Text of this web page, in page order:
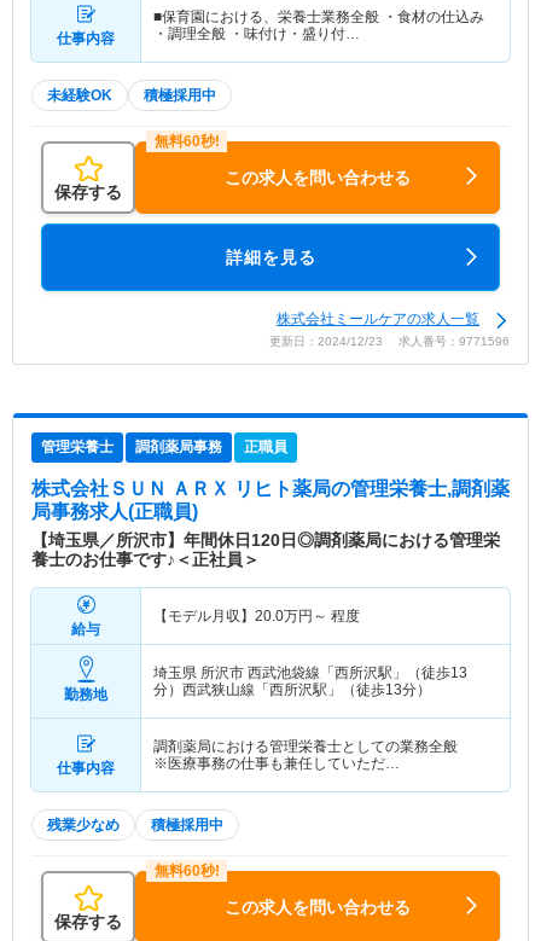
仕事内容
■保育園における、栄養士業務全般 ・食材の仕込み
・調理全般 ・味付け・盛り付…
未経験OK 積極採用中
保存する
この求人を問い合わせる
詳細を見る
株式会社ミールケアの求人一覧
更新日：2024/12/23 求人番号：9771596
管理栄養士 調剤薬局事務 正職員
株式会社ＳＵＮ ＡＲＸ リヒト薬局の管理栄養士,調剤薬
局事務求人(正職員)
【埼玉県／所沢市】年間休日120日◎調剤薬局における管理栄
養士のお仕事です♪＜正社員＞
給与
【モデル月収】 20.0万円～ 程度
勤務地
埼玉県 所沢市 西武池袋線「西所沢駅」（徒歩13
分）西武狭山線「西所沢駅」（徒歩13分）
仕事内容
調剤薬局における管理栄養士としての業務全般
※医療事務の仕事も兼任していただ…
残業少なめ 積極採用中
保存する
この求人を問い合わせる